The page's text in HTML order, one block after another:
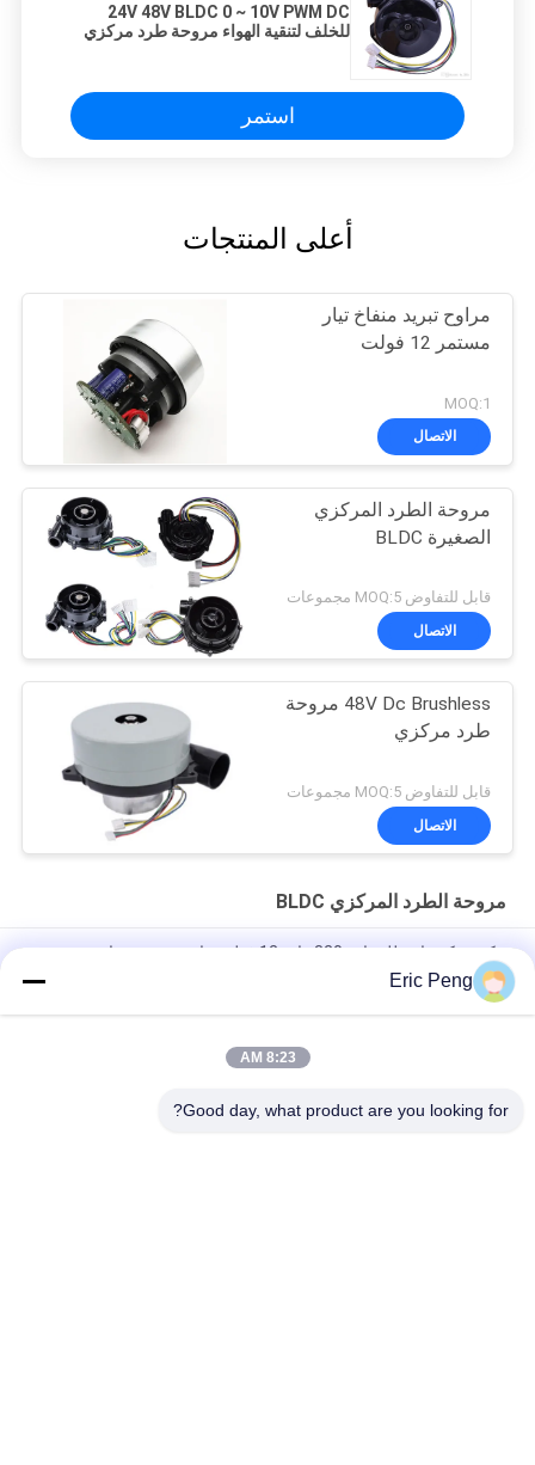
24V 48V BLDC 0 ~ 10V PWM DC
للخلف لتنقية الهواء مروحة طرد مركزي
استمر
أعلى المنتجات
مراوح تبريد منفاخ تيار
مستمر 12 فولت
MOQ:1
الاتصال
مروحة الطرد المركزي
الصغيرة BLDC
قابل للتفاوض MOQ:5 مجموعات
الاتصال
48V Dc Brushless مروحة
طرد مركزي
قابل للتفاوض MOQ:5 مجموعات
الاتصال
مروحة الطرد المركزي BLDC
مكنسة كهربائية للسيارة 320 وات 12 فولت تيار مستمر منفاخ بدون
فرش
آلة الضغط العالي Cpap 28cfm 24v Dc Brushless منفاخ
6.8kpa 24v 300lpm BLDC مروحة الطرد المركزي لمعدات تبريد
Eric Peng
8:23 AM
Good day, what product are you looking for?